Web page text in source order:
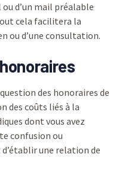
d’un mail préalable
cela facilitera la
ou d’une consultation.
des honoraires de
des coûts liés à la
dont vous avez
confusion ou
une relation de